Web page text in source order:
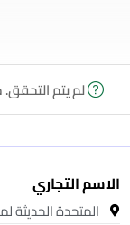
لم يتم
الاسم التجاري
المتحدة الحديثة